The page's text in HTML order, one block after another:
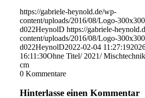
https://gabriele-heynold.de/wp-
content/uploads/2016/08/Logo-
d022HeynolD https://gabriele-
content/uploads/2016/08/Logo-
d022HeynolD2022-02-04 11:27:19
16:11:30Ohne Titel/ 2021/
cm
0 Kommentare
Hinterlasse einen Kommentar